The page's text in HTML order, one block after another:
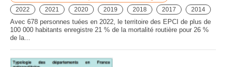
2022
2021 2020 2019 2018 2017 2014
Avec 678 personnes tuées en 2022, le territoire des EPCI de plus de
100 000 habitants enregistre 21 % de la mortalité routière pour 26 %
de la...